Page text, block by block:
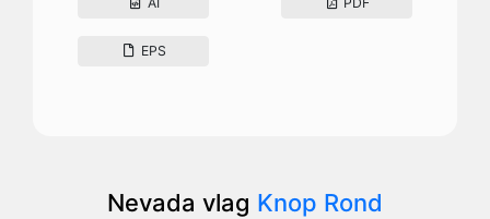
EPS
Nevada vlag Knop Rond